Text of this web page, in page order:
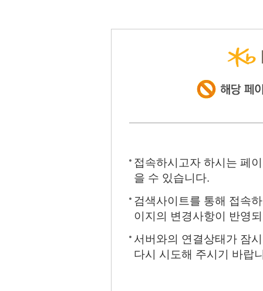
접속하시고자 하시는 페
을 수 있습니다.
검색사이트를 통해 접속
이지의 변경사항이 반영
서버와의 연결상태가 잠
다시 시도해 주시기 바랍